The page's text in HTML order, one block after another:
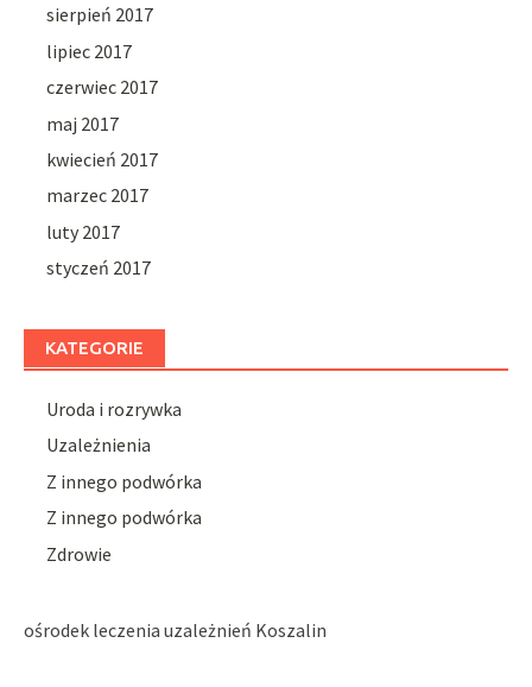
sierpień 2017
lipiec 2017
czerwiec 2017
maj 2017
kwiecień 2017
marzec 2017
luty 2017
styczeń 2017
KATEGORIE
Uroda i rozrywka
Uzależnienia
Z innego podwórka
Z innego podwórka
Zdrowie
ośrodek leczenia uzależnień Koszalin